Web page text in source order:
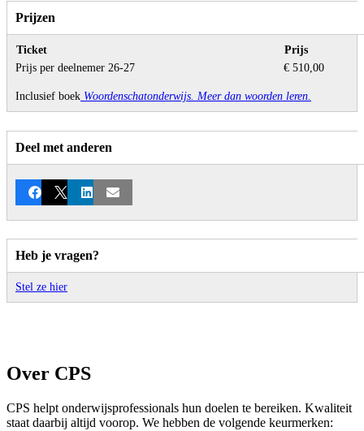
Prijzen
Ticket
Prijs
Prijs per deelnemer 26-27
€ 510,00
Inclusief boek Woordenschatonderwijs. Meer dan woorden leren.
Deel met anderen
Facebook
X LinkedInE-mail
Heb je vragen?
Stel ze hier
Over CPS
CPS helpt onderwijsprofessionals hun doelen te bereiken. Kwaliteit
staat daarbij altijd voorop. We hebben de volgende keurmerken: